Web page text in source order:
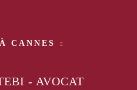
CANNES
- AVOCAT